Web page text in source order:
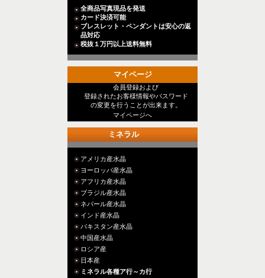
全商品写真現品を発送
カード決済可能
ブレスレット・ペンダントは安心の返
品対応
税抜１万円以上送料無料
マイページ
会員登録および
登録されたお客様情報やパスワード
の変更を行うことが出来ます。
マイページへ
ミネラル
アメリカ産水晶
ヨーロッパ産水晶
アフリカ産水晶
ブラジル産水晶
ネパール産水晶
インド産水晶
パキスタン産水晶
中国産水晶
ロシア産
日本産
ミネラル各種ア行～カ行